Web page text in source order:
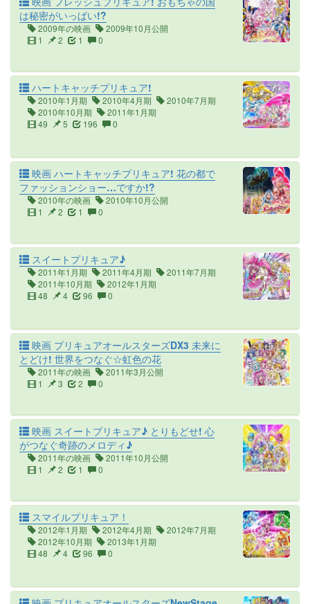
は秘密がいっぱい!?
2009年の映画
2009年10月公開
1
2 1 0
ハートキャッチプリキュア!
2010年1月期 2010年4月期
2010年7月期
2010年10月期
2011年1月期
49
5 196 0
映画 ハートキャッチプリキュア! 花の都で
ファッションショー…ですか!?
2010年の映画
2010年10月公開
1
2 1 0
スイートプリキュア♪
2011年1月期 2011年4月期
2011年7月期
2011年10月期
2012年1月期
48
4 96 0
映画 プリキュアオールスターズDX3 未来に
とどけ! 世界をつなぐ☆虹色の花
2011年の映画
2011年3月公開
1
3 2 0
映画 スイートプリキュア♪ とりもどせ! 心
がつなぐ奇跡のメロディ♪
2011年の映画
2011年10月公開
1
2 1 0
スマイルプリキュア！
2012年1月期 2012年4月期
2012年7月期
2012年10月期
2013年1月期
48
4 96 0